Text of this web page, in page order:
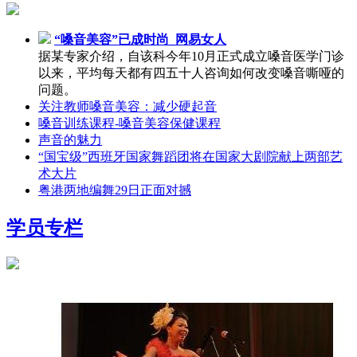
“嗓音美容”已成时尚_网易女人
据某专家介绍，自该科今年10月正式成立嗓音医学门诊
以来，平均每天都有四五十人咨询如何改变嗓音嘶哑的
问题。
关注教师嗓音美容：减少硬起音
嗓音训练课程-嗓音美容保健课程
声音的魅力
“国宝级”西班牙国家舞蹈团将在国家大剧院献上两部艺
术大片
粤港两地编舞29日正面对撼
学员专栏